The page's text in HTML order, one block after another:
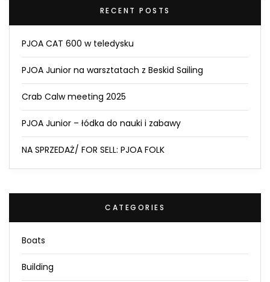
RECENT POSTS
PJOA CAT 600 w teledysku
PJOA Junior na warsztatach z Beskid Sailing
Crab Calw meeting 2025
PJOA Junior – łódka do nauki i zabawy
NA SPRZEDAŻ/ FOR SELL: PJOA FOLK
CATEGORIES
Boats
Building